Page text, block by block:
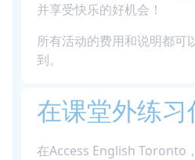
并享受快乐的好机会！
所有活动的费用和说明都可
到。
在课堂外练习
在Access English Toronto